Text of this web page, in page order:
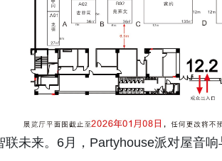
联未来。6月，Partyhouse派对屋音